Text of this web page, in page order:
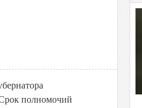
полномочий